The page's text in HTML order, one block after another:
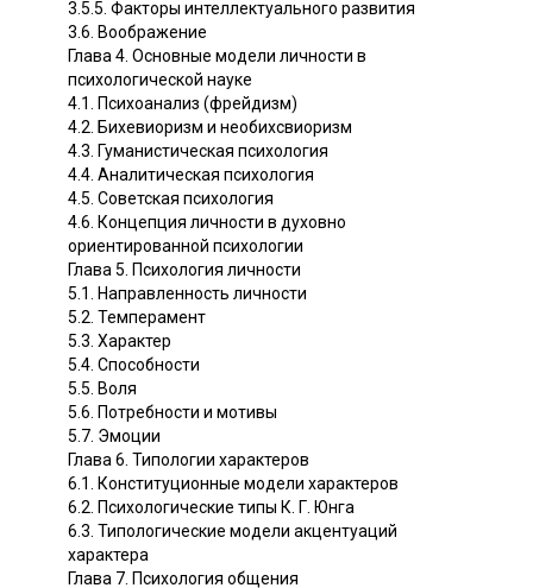
3.5.5. Факторы интеллектуального развития
3.6. Воображение
Глава 4. Основные модели личности в
психологической науке
4.1. Психоанализ (фрейдизм)
4.2. Бихевиоризм и необихсвиоризм
4.3. Гуманистическая психология
4.4. Аналитическая психология
4.5. Советская психология
4.6. Концепция личности в духовно
ориентированной психологии
Глава 5. Психология личности
5.1. Направленность личности
5.2. Темперамент
5.3. Характер
5.4. Способности
5.5. Воля
5.6. Потребности и мотивы
5.7. Эмоции
Глава 6. Типологии характеров
6.1. Конституционные модели характеров
6.2. Психологические типы К. Г. Юнга
6.3. Типологические модели акцентуаций
характера
Глава 7. Психология общения